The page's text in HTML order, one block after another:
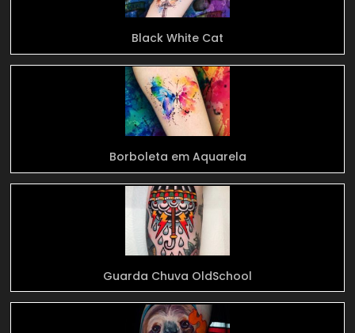
Black White Cat
Borboleta em Aquarela
Guarda Chuva OldSchool